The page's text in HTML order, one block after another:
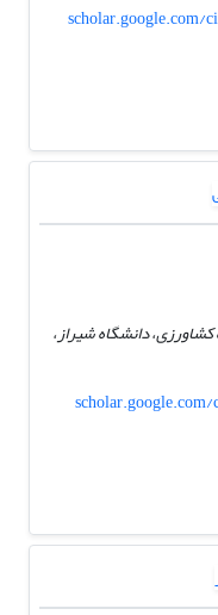
scholar.google.com/
دانشگاه شیراز،